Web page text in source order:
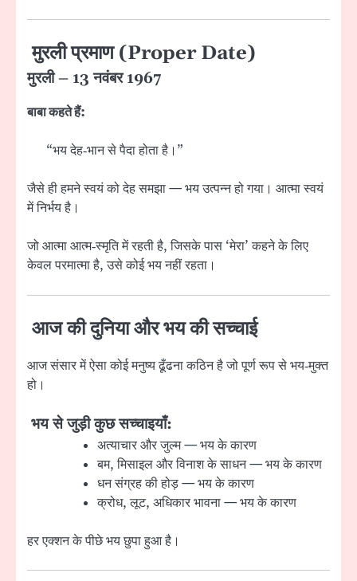
मुरली प्रमाण (Proper Date)
मुरली – 13 नवंबर 1967
बाबा कहते हैं:
“भय देह‑भान से पैदा होता है।”
जैसे ही हमने स्वयं को देह समझा — भय उत्पन्न हो गया। आत्मा स्वयं
में निर्भय है।
जो आत्मा आत्म‑स्मृति में रहती है, जिसके पास ‘मेरा’ कहने के लिए
केवल परमात्मा है, उसे कोई भय नहीं रहता।
आज की दुनिया और भय की सच्चाई
आज संसार में ऐसा कोई मनुष्य ढूँढना कठिन है जो पूर्ण रूप से भय‑मुक्त
हो।
भय से जुड़ी कुछ सच्चाइयाँ:
अत्याचार और जुल्म — भय के कारण
बम, मिसाइल और विनाश के साधन — भय के कारण
धन संग्रह की होड़ — भय के कारण
क्रोध, लूट, अधिकार भावना — भय के कारण
हर एक्शन के पीछे भय छुपा हुआ है।